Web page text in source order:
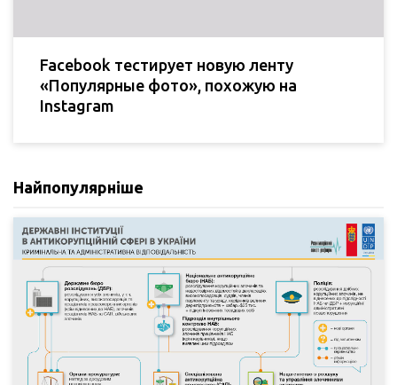
Facebook тестирует новую ленту
«Популярные фото», похожую на
Instagram
Найпопулярніше